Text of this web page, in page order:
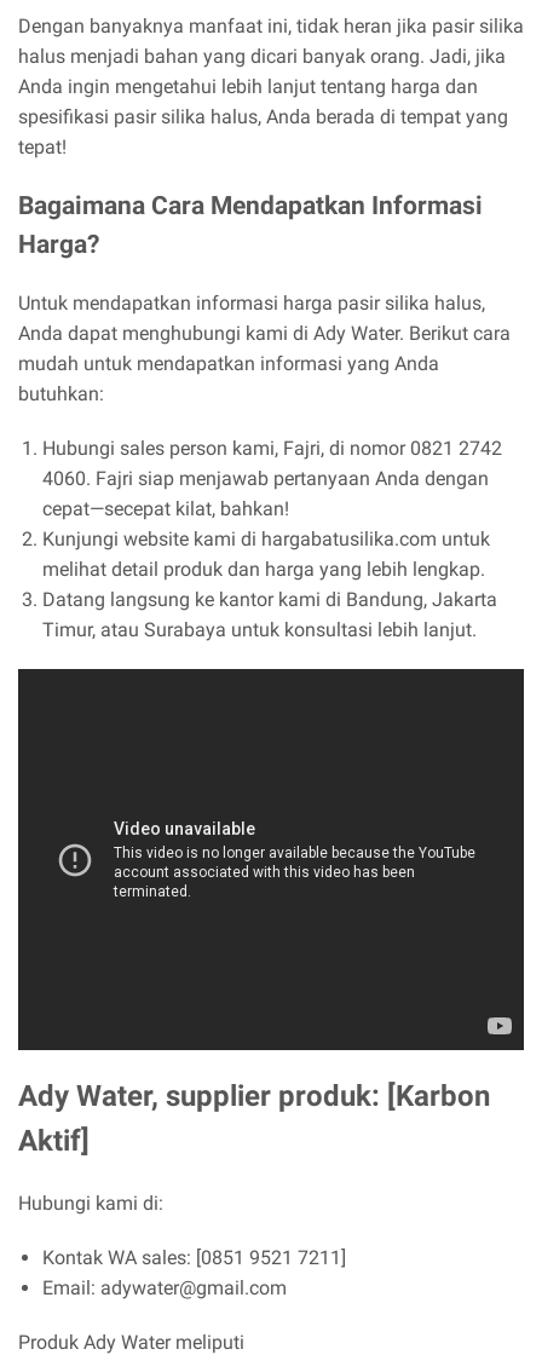
Dengan banyaknya manfaat ini, tidak heran jika pasir silika
halus menjadi bahan yang dicari banyak orang. Jadi, jika
Anda ingin mengetahui lebih lanjut tentang harga dan
spesifikasi pasir silika halus, Anda berada di tempat yang
tepat!
Bagaimana Cara Mendapatkan Informasi
Harga?
Untuk mendapatkan informasi harga pasir silika halus,
Anda dapat menghubungi kami di Ady Water. Berikut cara
mudah untuk mendapatkan informasi yang Anda
butuhkan:
Hubungi sales person kami, Fajri, di nomor 0821 2742
4060. Fajri siap menjawab pertanyaan Anda dengan
cepat—secepat kilat, bahkan!
Kunjungi website kami di hargabatusilika.com untuk
melihat detail produk dan harga yang lebih lengkap.
Datang langsung ke kantor kami di Bandung, Jakarta
Timur, atau Surabaya untuk konsultasi lebih lanjut.
Ady Water, supplier produk: [Karbon
Aktif]
Hubungi kami di:
Kontak WA sales: [0851 9521 7211]
Email: adywater@gmail.com
Produk Ady Water meliputi